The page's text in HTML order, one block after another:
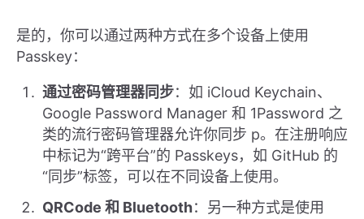
是的，你可以通过两种方式在多个设备上使用
Passkey：
通过密码管理器同步：如 iCloud Keychain、
Google Password Manager 和 1Password 之
类的流行密码管理器允许你同步 p。在注册响应
中标记为“跨平台”的 Passkeys，如 GitHub 的
“同步”标签，可以在不同设备上使用。
QRCode 和 Bluetooth：另一种方式是使用